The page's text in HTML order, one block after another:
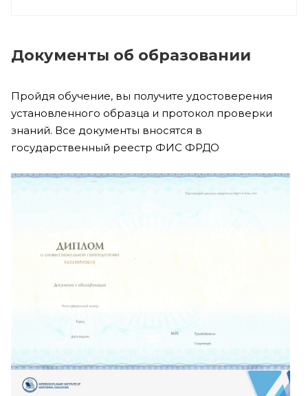
Документы об образовании
Пройдя обучение, вы получите удостоверения
установленного образца и протокол проверки
знаний. Все документы вносятся в
государственный реестр ФИС ФРДО